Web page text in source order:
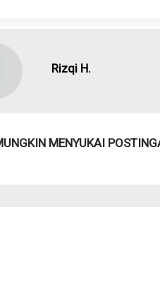
Rizqi H.
MENYUKAI